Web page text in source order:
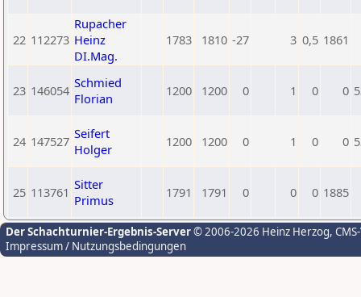
22 112273
Rupacher
Heinz
DI.Mag.
1783 1810 -27 3 0,5 1861
23 146054 Schmied
Florian
1200 1200 0 1 0 0
24 147527 Seifert
Holger
1200 1200 0 1 0 0
25 113761 Sitter
Primus
1791 1791 0 0 0 1885
Der Schachturnier-Ergebnis-Server© 2006-2026 Heinz Herzog,
Impressum / Nutzungsbedingungen